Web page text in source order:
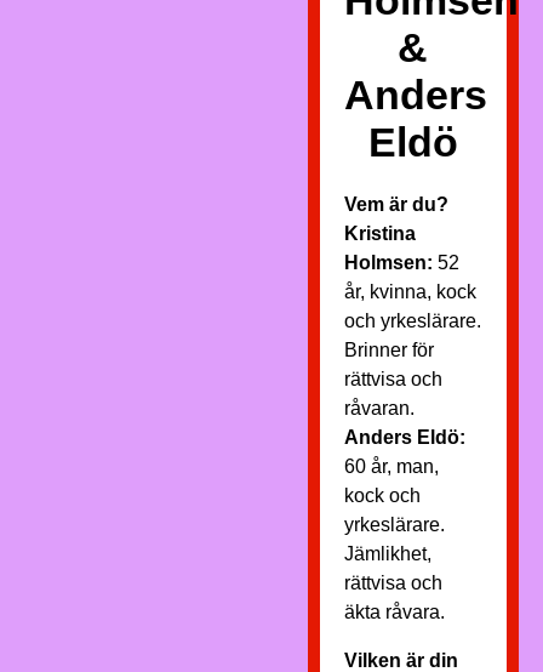
&
Anders
Eldö
Vem är du?
Kristina
Holmsen: 52
år, kvinna, kock
och yrkeslärare.
Brinner för
rättvisa och
råvaran.
Anders Eldö:
60 år, man,
kock och
yrkeslärare.
Jämlikhet,
rättvisa och
äkta råvara.
Vilken är din